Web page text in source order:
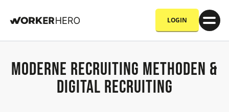
LOGIN
Moderne Recruiting Methoden &
Digital Recruiting